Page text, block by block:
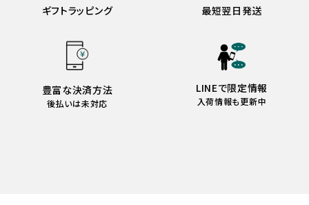
ギフトラッピング 最短翌日発送
豊富な決済方法
後払いは未対応
LINEで限定情報
入荷情報も更新中